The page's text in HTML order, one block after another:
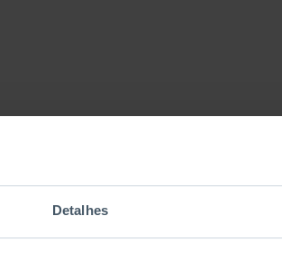
Detalhes